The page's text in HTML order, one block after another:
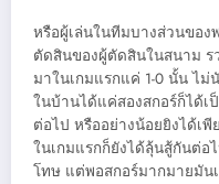
หรือผู้เล่นในทีมบางส่วนของ
ตัดสินของผู้ตัดสินในสนาม ร
มาในเกมแรกแค่ 1-0 นั้น ไม่
ในบ้านได้แค่สองสกอร์ก็ได้
ต่อไป หรืออย่างน้อยยิงได้เ
ในเกมแรกก็ยังได้ลุ้นสู้กันต่อ
โทษ แต่พอสกอร์มากมายมัน